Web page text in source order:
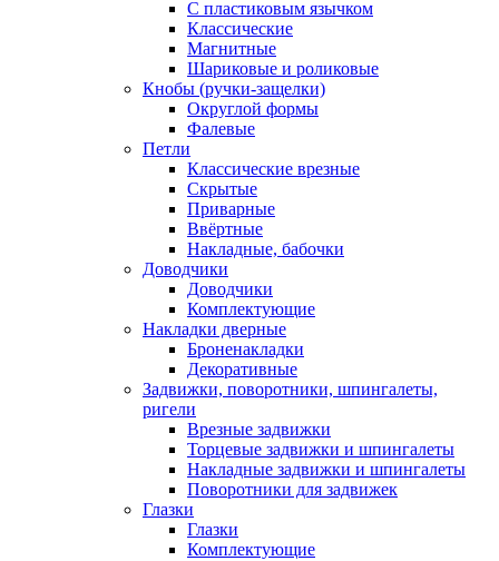
С пластиковым язычком
Классические
Магнитные
Шариковые и роликовые
Кнобы (ручки-защелки)
Округлой формы
Фалевые
Петли
Классические врезные
Скрытые
Приварные
Ввёртные
Накладные, бабочки
Доводчики
Доводчики
Комплектующие
Накладки дверные
Броненакладки
Декоративные
Задвижки, поворотники, шпингалеты,
ригели
Врезные задвижки
Торцевые задвижки и шпингалеты
Накладные задвижки и шпингалеты
Поворотники для задвижек
Глазки
Глазки
Комплектующие